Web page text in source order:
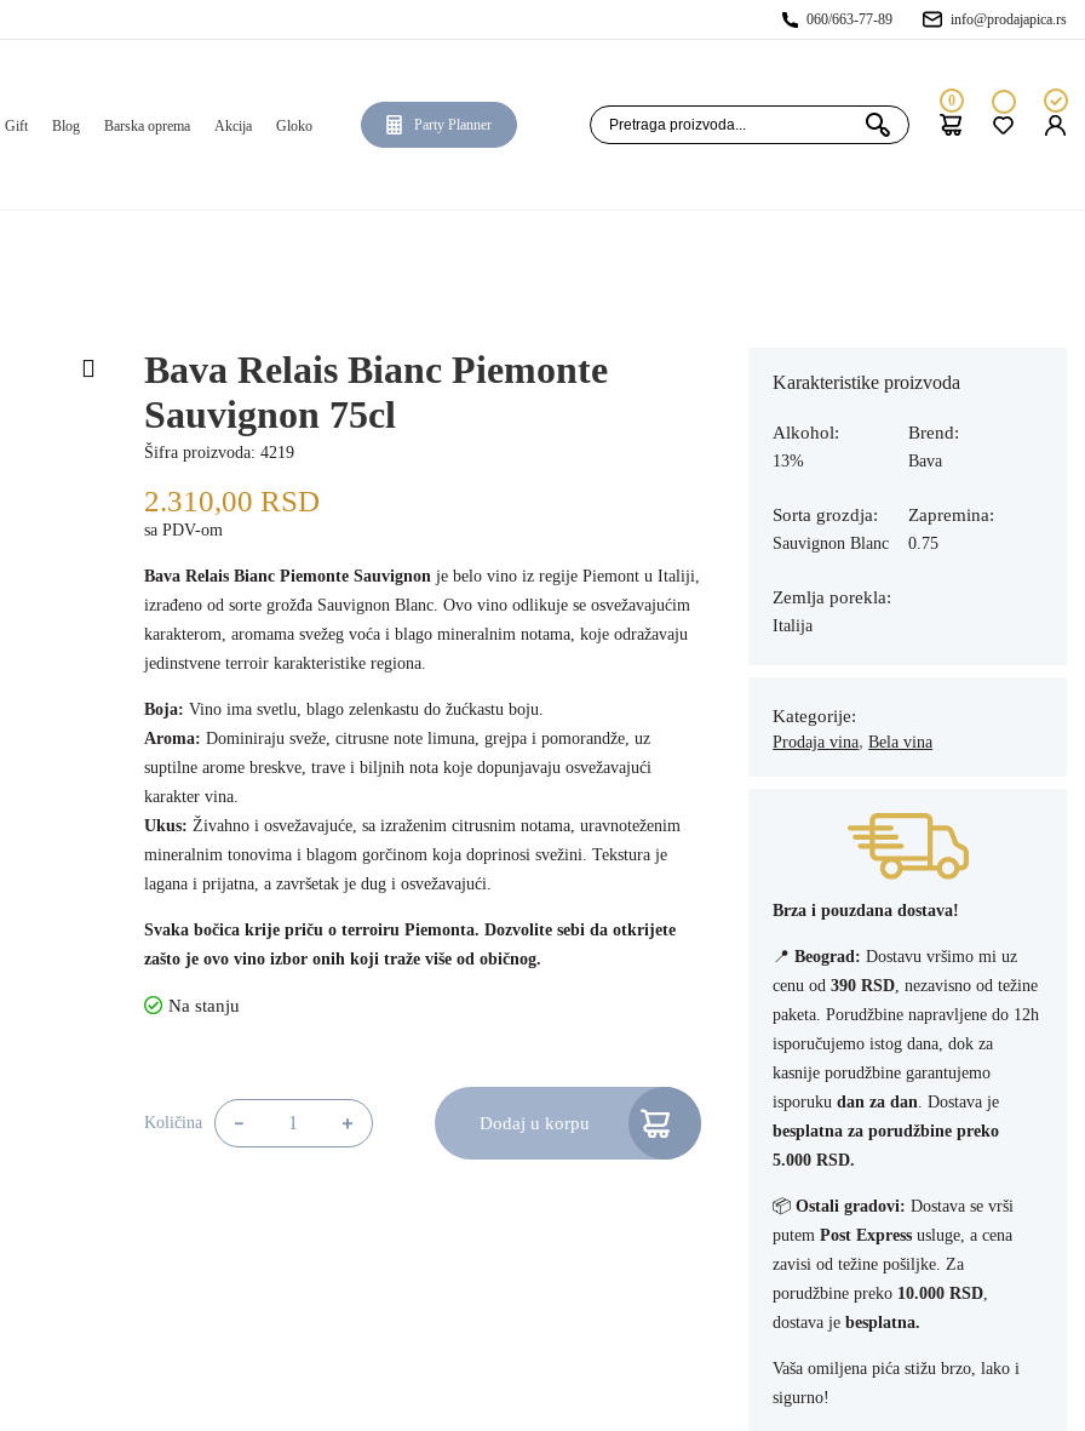
060/663-77-89 info@prodajapica.rs
Gift Blog Barska oprema Akcija Gloko Party Planner
0
Bava Relais Bianc Piemonte
Sauvignon 75cl
Šifra proizvoda: 4219
2.310,00 RSD
sa PDV-om
Bava Relais Bianc Piemonte Sauvignonje belo vino iz regije Piemont u Italiji,
izrađeno od sorte grožđa Sauvignon Blanc. Ovo vino odlikuje se osvežavajućim
karakterom, aromama svežeg voća i blago mineralnim notama, koje odražavaju
jedinstvene terroir karakteristike regiona.
Boja: Vino ima svetlu, blago zelenkastu do žućkastu boju.
Aroma: Dominiraju sveže, citrusne note limuna, grejpa i pomorandže, uz
suptilne arome breskve, trave i biljnih nota koje dopunjavaju osvežavajući
karakter vina.
Ukus: Živahno i osvežavajuće, sa izraženim citrusnim notama, uravnoteženim
mineralnim tonovima i blagom gorčinom koja doprinosi svežini. Tekstura je
lagana i prijatna, a završetak je dug i osvežavajući.
Svaka bočica krije priču o terroiru Piemonta. Dozvolite sebi da otkrijete
zašto je ovo vino izbor onih koji traže više od običnog.
Količina Bava Relais Bianc Piemonte Sauvignon 75cl količina
Dodaj u korpu
Alternative:
Karakteristike proizvoda
Alkohol:
13%
Brend:
Bava
Sorta grozdja:
Sauvignon Blanc
Zapremina:
0.75
Zemlja porekla:
Italija
Kategorije:
Prodaja vina,Bela vina
Brza i pouzdana dostava!
📍Beograd: Dostavu vršimo mi uz
cenu od390 RSD, nezavisno od težine
paketa. Porudžbine napravljene do 12h
isporučujemo istog dana, dok za
kasnije porudžbine garantujemo
isporukudan za dan. Dostava je
besplatna za porudžbine preko
5.000 RSD.
📦Ostali gradovi: Dostava se vrši
putemPost Express usluge, a cena
zavisi od težine pošiljke. Za
porudžbine preko 10.000 RSD,
dostava jebesplatna.
Vaša omiljena pića stižu brzo, lako i
sigurno!